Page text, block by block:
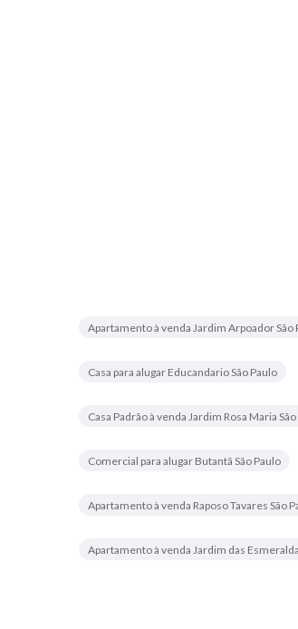
Apartamento à venda Jardim Arpoador São
Casa para alugar Educandario São Paulo
Casa Padrão à venda Jardim Rosa Maria
Comercial para alugar Butantã São Paulo
Apartamento à venda Raposo Tavares São
Apartamento à venda Jardim das